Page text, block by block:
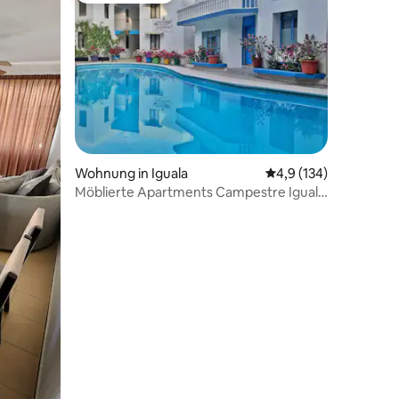
BewertungenWohnung in Iguala Durchschnittliche
4,9 (134)
Möblierte Apartments Campestre Iguala